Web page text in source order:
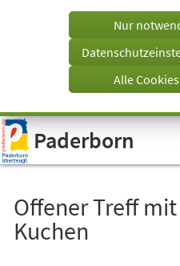
Visuelle
Assistenzsoftware
öffnen.
einem
Tab)
Nur
Alle
Paderborn
Offener Treff
Kuchen